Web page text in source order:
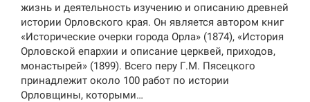
жизнь и деятельность изучению и описанию древней
истории Орловского края. Он является автором книг
«Исторические очерки города Орла» (1874), «История
Орловской епархии и описание церквей, приходов,
монастырей» (1899). Всего перу Г.М. Пясецкого
принадлежит около 100 работ по истории
Орловщины, которыми…